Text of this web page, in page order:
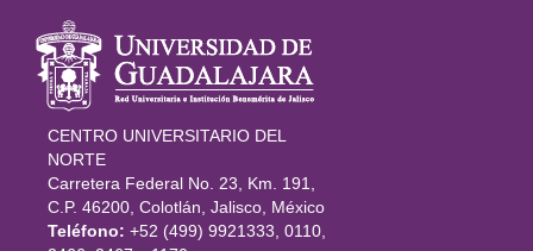
Información
del portal
CENTRO UNIVERSITARIO DEL
NORTE
Carretera Federal No. 23, Km. 191,
C.P. 46200, Colotlán, Jalisco, México
Teléfono: +52 (499) 9921333, 0110,